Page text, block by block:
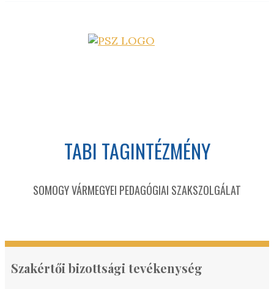
TABI TAGINTÉZMÉNY
SOMOGY VÁRMEGYEI PEDAGÓGIAI SZAKSZOLGÁLAT
Szakértői bizottsági tevékenység